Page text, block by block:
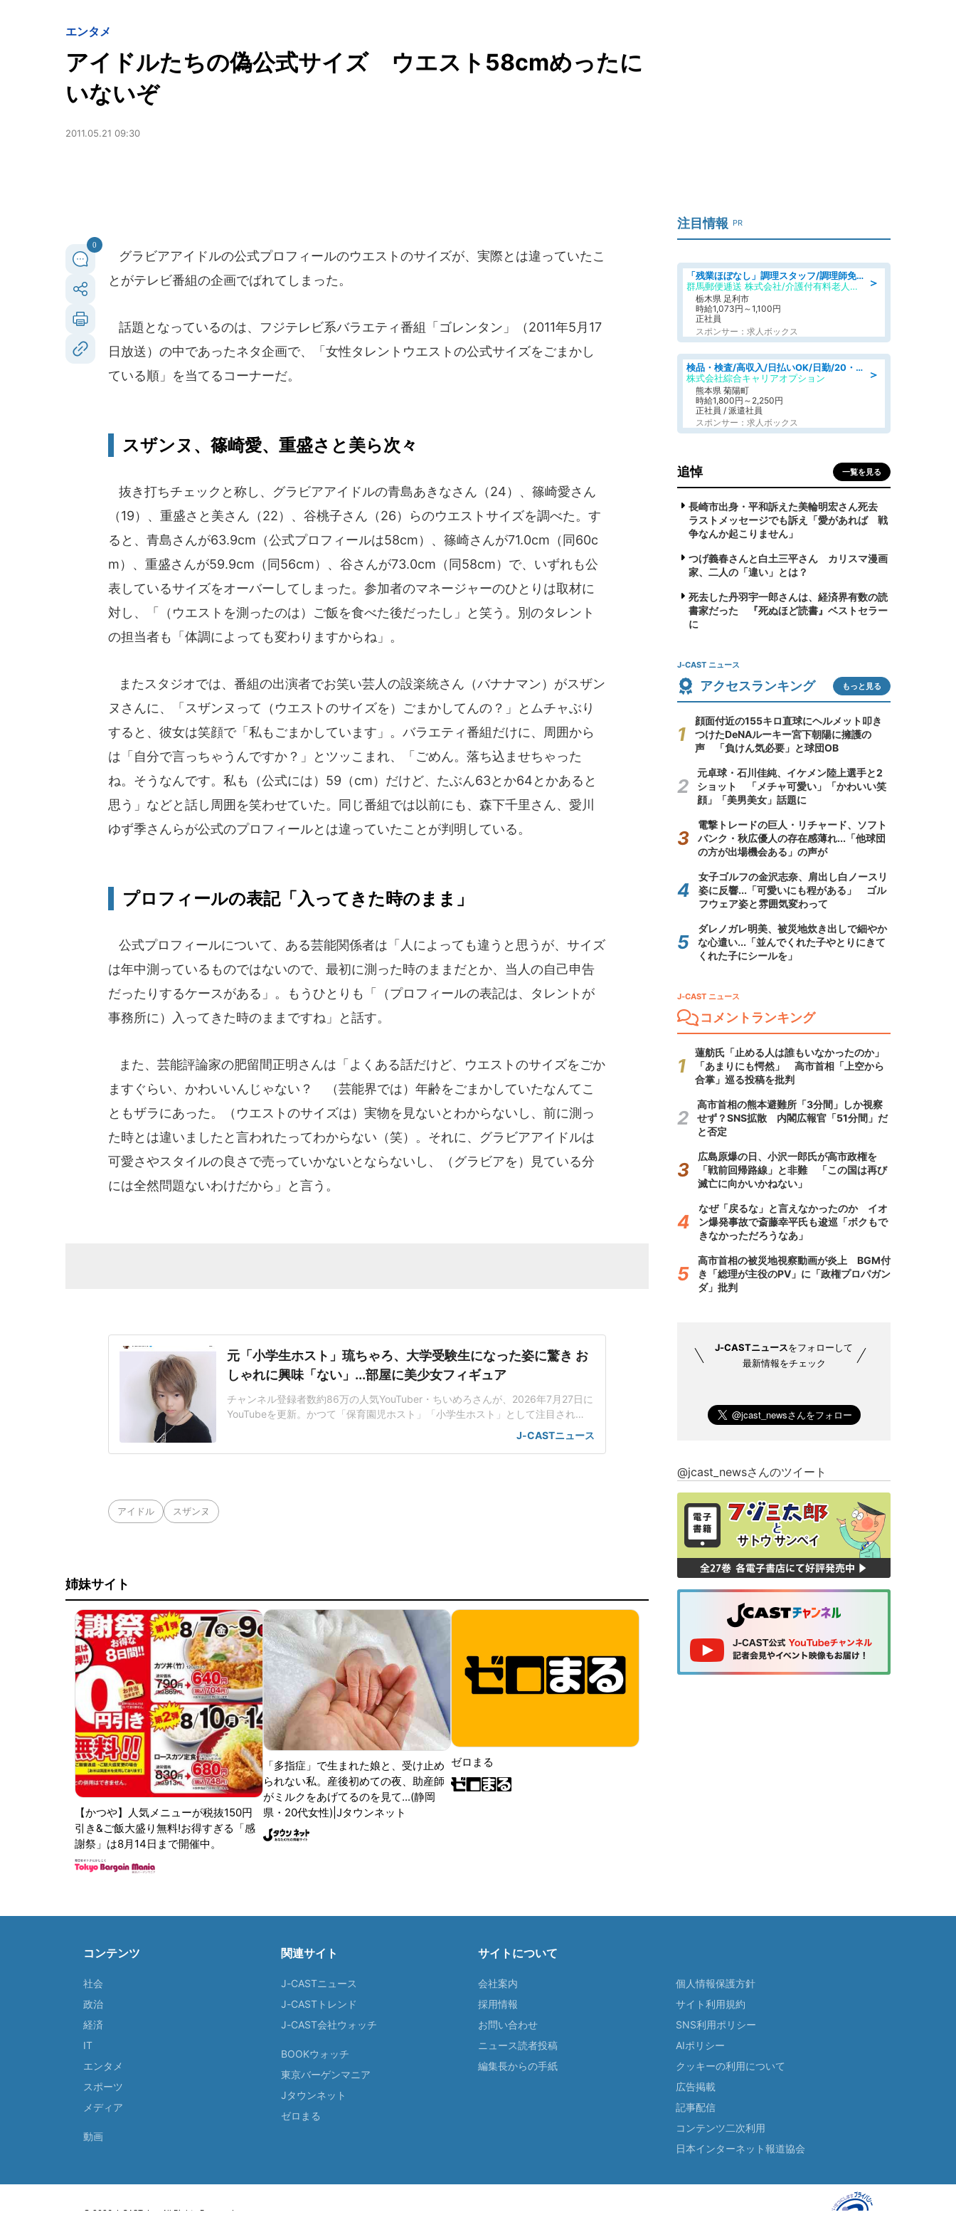
エンタメ
アイドルたちの偽公式サイズ ウエスト58cmめったに
いないぞ
2011.05.21 09:30
0
グラビアアイドルの公式プロフィールのウエストのサイズが、実際とは違っていたこ
とがテレビ番組の企画でばれてしまった。
話題となっているのは、フジテレビ系バラエティ番組「ゴレンタン」（2011年5月17
日放送）の中であったネタ企画で、「女性タレントウエストの公式サイズをごまかし
ている順」を当てるコーナーだ。
スザンヌ、篠崎愛、重盛さと美ら次々
抜き打ちチェックと称し、グラビアアイドルの青島あきなさん（24）、篠崎愛さん
（19）、重盛さと美さん（22）、谷桃子さん（26）らのウエストサイズを調べた。す
ると、青島さんが63.9cm（公式プロフィールは58cm）、篠崎さんが71.0cm（同60c
m）、重盛さんが59.9cm（同56cm）、谷さんが73.0cm（同58cm）で、いずれも公
表しているサイズをオーバーしてしまった。参加者のマネージャーのひとりは取材に
対し、「（ウエストを測ったのは）ご飯を食べた後だったし」と笑う。別のタレント
の担当者も「体調によっても変わりますからね」。
またスタジオでは、番組の出演者でお笑い芸人の設楽統さん（バナナマン）がスザン
ヌさんに、「スザンヌって（ウエストのサイズを）ごまかしてんの？」とムチャぶり
すると、彼女は笑顔で「私もごまかしています」。バラエティ番組だけに、周囲から
は「自分で言っちゃうんですか？」とツッこまれ、「ごめん。落ち込ませちゃった
ね。そうなんです。私も（公式には）59（cm）だけど、たぶん63とか64とかあると
思う」などと話し周囲を笑わせていた。同じ番組では以前にも、森下千里さん、愛川
ゆず季さんらが公式のプロフィールとは違っていたことが判明している。
プロフィールの表記「入ってきた時のまま」
公式プロフィールについて、ある芸能関係者は「人によっても違うと思うが、サイズ
は年中測っているものではないので、最初に測った時のままだとか、当人の自己申告
だったりするケースがある」。もうひとりも「（プロフィールの表記は、タレントが
事務所に）入ってきた時のままですね」と話す。
また、芸能評論家の肥留間正明さんは「よくある話だけど、ウエストのサイズをごか
ますぐらい、かわいいんじゃない？ （芸能界では）年齢をごまかしていたなんてこ
ともザラにあった。（ウエストのサイズは）実物を見ないとわからないし、前に測っ
た時とは違いましたと言われたってわからない（笑）。それに、グラビアアイドルは
可愛さやスタイルの良さで売っていかないとならないし、（グラビアを）見ている分
には全然問題ないわけだから」と言う。
元「小学生ホスト」琉ちゃろ、大学受験生になった姿に驚き お
しゃれに興味「ない」...部屋に美少女フィギュア
チャンネル登録者数約86万の人気YouTuber・ちいめろさんが、2026年7月27日に
YouTubeを更新。かつて「保育園児ホスト」「小学生ホスト」として注目され
た、息子の琉ちゃろさんの「ルームツアー」を公開した。「家の勉強時間より
も、塾とか行っとる方が長い」大学受験生になったという琉ちゃろさん。幼い頃
J-CASTニュース
アイドル スザンヌ
姉妹サイト
【かつや】人気メニューが税抜150円
引き&ご飯大盛り無料!お得すぎる「感
謝祭」は8月14日まで開催中。
「多指症」で生まれた娘と、受け止め
られない私。産後初めての夜、助産師
がミルクをあげてるのを見て...(静岡
県・20代女性)|Jタウンネット
ゼロまる
注目情報 PR
＞
「残業ほぼなし」調理スタッフ/調理師免許必須/正職員/日勤のみ/介護付き有料老人ホーム/社会保障完備
群馬郵便逓送 株式会社/介護付有料老人ホーム ふる里
栃木県 足利市
時給1,073円～1,100円
正社員
スポンサー：求人ボックス
＞
検品・検査/高収入/日払いOK/日勤/20・30・40代活躍中/製造 工場
株式会社綜合キャリアオプション
熊本県 菊陽町
時給1,800円～2,250円
正社員 / 派遣社員
スポンサー：求人ボックス
追悼 一覧を見る
長崎市出身・平和訴えた美輪明宏さん死去
ラストメッセージでも訴え「愛があれば 戦
争なんか起こりません」
つげ義春さんと白土三平さん カリスマ漫画
家、二人の「違い」とは？
死去した丹羽宇一郎さんは、経済界有数の読
書家だった 『死ぬほど読書』ベストセラー
に
J-CAST ニュース
アクセスランキング もっと見る
顔面付近の155キロ直球にヘルメット叩き
つけたDeNAルーキー宮下朝陽に擁護の
声 「負けん気必要」と球団OB
元卓球・石川佳純、イケメン陸上選手と2
ショット 「メチャ可愛い」「かわいい笑
顔」「美男美女」話題に
電撃トレードの巨人・リチャード、ソフト
バンク・秋広優人の存在感薄れ...「他球団
の方が出場機会ある」の声が
女子ゴルフの金沢志奈、肩出し白ノースリ
姿に反響...「可愛いにも程がある」 ゴル
フウェア姿と雰囲気変わって
ダレノガレ明美、被災地炊き出しで細やか
な心遣い...「並んでくれた子やとりにきて
くれた子にシールを」
J-CAST ニュース
コメントランキング
蓮舫氏「止める人は誰もいなかったのか」
「あまりにも愕然」 高市首相「上空から
合掌」巡る投稿を批判
高市首相の熊本避難所「3分間」しか視察
せず？SNS拡散 内閣広報官「51分間」だ
と否定
広島原爆の日、小沢一郎氏が高市政権を
「戦前回帰路線」と非難 「この国は再び
滅亡に向かいかねない」
なぜ「戻るな」と言えなかったのか イオ
ン爆発事故で斎藤幸平氏も逡巡「ボクもで
きなかっただろうなあ」
高市首相の被災地視察動画が炎上 BGM付
き「総理が主役のPV」に「政権プロパガン
ダ」批判
J-CASTニュースをフォローして
最新情報をチェック
@jcast_newsさんのツイート
コンテンツ
社会
政治
経済
IT
エンタメ
スポーツ
メディア
動画
関連サイト
J-CASTニュース
J-CASTトレンド
J-CAST会社ウォッチ
BOOKウォッチ
東京バーゲンマニア
Jタウンネット
ゼロまる
サイトについて
会社案内
採用情報
お問い合わせ
ニュース読者投稿
編集長からの手紙
個人情報保護方針
サイト利用規約
SNS利用ポリシー
AIポリシー
クッキーの利用について
広告掲載
記事配信
コンテンツ二次利用
日本インターネット報道協会
© 2026 J-CAST, Inc. All Rights Reserved.